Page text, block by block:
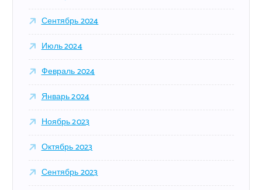
Сентябрь 2024
Июль 2024
Февраль 2024
Январь 2024
Ноябрь 2023
Октябрь 2023
Сентябрь 2023